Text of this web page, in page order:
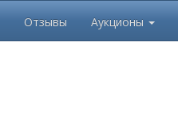
Отзывы Аукционы